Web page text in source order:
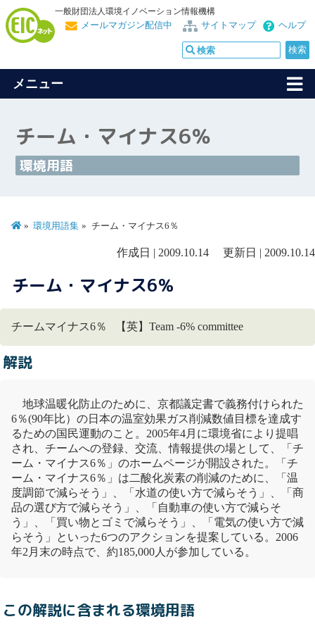
一般財団法人環境イノベーション情報機構
ヘルプ
サイトマップ
メールマガジン配信中
メニュー
チーム・マイナス6％
環境用語
環境用語集 チーム・マイナス6％
作成日 | 2009.10.14 更新日 | 2009.10.14
チーム・マイナス6％
チームマイナス6％ 【英】Team -6% committee
解説
地球温暖化防止のために、 京都議定書で義務付けられた
6％(90年比）の日本の温室効果ガス削減数値目標を達成す
るための国民運動のこと。2005年4月に環境省により提唱
され、チームへの登録、交流、情報提供の場として、「チ
ーム・マイナス6％」のホームページが開設された。「チ
ーム・マイナス6％」は二酸化炭素の削減のために、「温
度調節で減らそう」、「水道の使い方で減らそう」、「商
品の選び方で減らそう」、「自動車の使い方で減らそ
う」、「買い物とゴミで減らそう」、「電気の使い方で減
らそう」といった6つのアクションを提案している。2006
年2月末の時点で、約185,000人が参加している。
この解説に含まれる環境用語